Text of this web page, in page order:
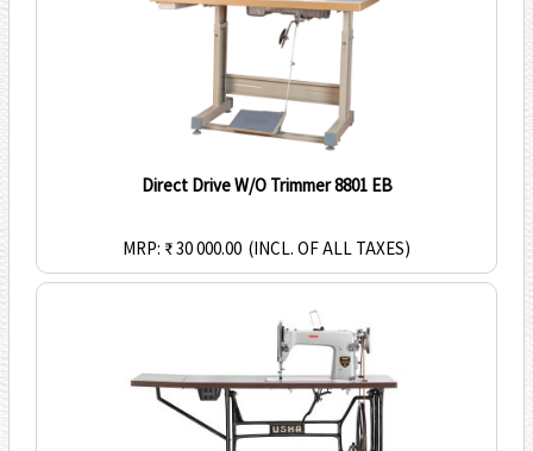
Direct Drive W/O Trimmer 8801 EB
MRP: ₹ 30 000.00 (INCL. OF ALL TAXES)